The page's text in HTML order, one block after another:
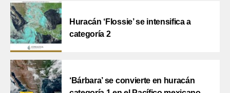
Huracán ‘Flossie’ se intensifica a
categoría 2
‘Bárbara’ se convierte en huracán